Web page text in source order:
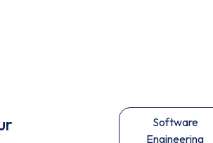
Software
Engineering